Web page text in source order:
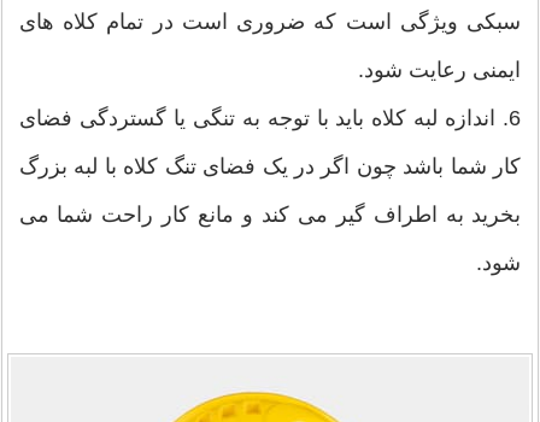
سبکی ویژگی است که ضروری است در تمام کلاه های
ایمنی رعایت شود.
6. اندازه لبه کلاه باید با توجه به تنگی یا گستردگی فضای
کار شما باشد چون اگر در یک فضای تنگ کلاه با لبه بزرگ
بخرید به اطراف گیر می کند و مانع کار راحت شما می
شود.